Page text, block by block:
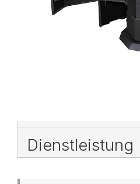
Dienstleistung